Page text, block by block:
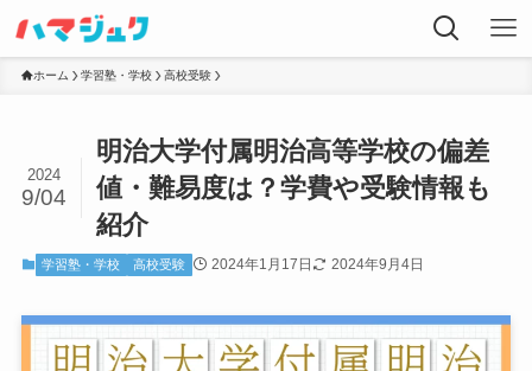
ホーム 学習塾・学校 高校受験
明治大学付属明治高等学校の偏差
値・難易度は？学費や受験情報も
紹介
2024
9/04
学習塾・学校 高校受験 2024年1月17日 2024年9月4日